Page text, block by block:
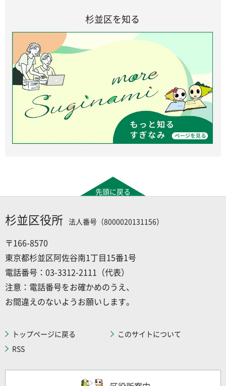
杉並区を知る
先頭に戻る
杉並区役所 法人番号（8000020131156）
〒166-8570
東京都杉並区阿佐谷南1丁目15番1号
電話番号：03-3312-2111（代表）
注意：電話番号をお確かめのうえ、
お間違えのないようお願いします。
トップページに戻る
このサイトについて
RSS